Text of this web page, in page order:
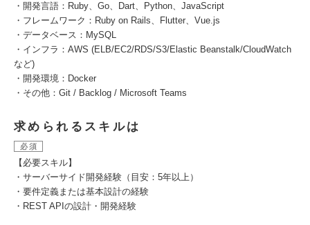
・開発言語：Ruby、Go、Dart、Python、JavaScript
・フレームワーク：Ruby on Rails、Flutter、Vue.js
・データベース：MySQL
・インフラ：AWS (ELB/EC2/RDS/S3/Elastic Beanstalk/CloudWatch
など)
・開発環境：Docker
・その他：Git / Backlog / Microsoft Teams
求められるスキルは
必須
【必要スキル】
・サーバーサイド開発経験（目安：5年以上）
・要件定義または基本設計の経験
・REST APIの設計・開発経験